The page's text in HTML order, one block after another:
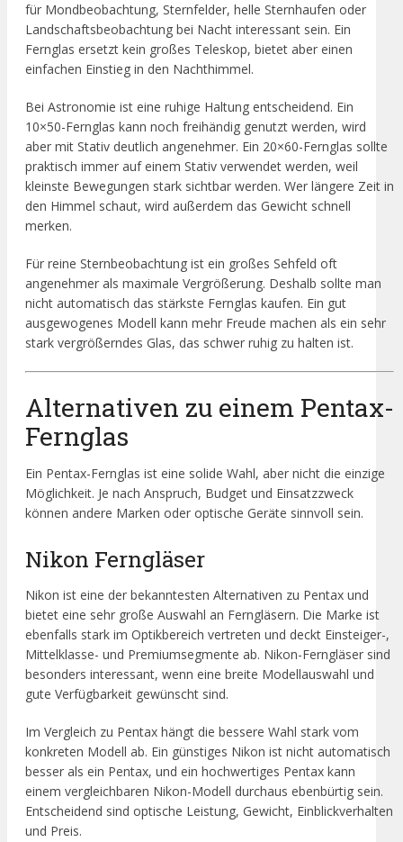
für Mondbeobachtung, Sternfelder, helle Sternhaufen oder
Landschaftsbeobachtung bei Nacht interessant sein. Ein
Fernglas ersetzt kein großes Teleskop, bietet aber einen
einfachen Einstieg in den Nachthimmel.
Bei Astronomie ist eine ruhige Haltung entscheidend. Ein
10×50-Fernglas kann noch freihändig genutzt werden, wird
aber mit Stativ deutlich angenehmer. Ein 20×60-Fernglas sollte
praktisch immer auf einem Stativ verwendet werden, weil
kleinste Bewegungen stark sichtbar werden. Wer längere Zeit in
den Himmel schaut, wird außerdem das Gewicht schnell
merken.
Für reine Sternbeobachtung ist ein großes Sehfeld oft
angenehmer als maximale Vergrößerung. Deshalb sollte man
nicht automatisch das stärkste Fernglas kaufen. Ein gut
ausgewogenes Modell kann mehr Freude machen als ein sehr
stark vergrößerndes Glas, das schwer ruhig zu halten ist.
Alternativen zu einem Pentax-
Fernglas
Ein Pentax-Fernglas ist eine solide Wahl, aber nicht die einzige
Möglichkeit. Je nach Anspruch, Budget und Einsatzzweck
können andere Marken oder optische Geräte sinnvoll sein.
Nikon Ferngläser
Nikon ist eine der bekanntesten Alternativen zu Pentax und
bietet eine sehr große Auswahl an Ferngläsern. Die Marke ist
ebenfalls stark im Optikbereich vertreten und deckt Einsteiger-,
Mittelklasse- und Premiumsegmente ab. Nikon-Ferngläser sind
besonders interessant, wenn eine breite Modellauswahl und
gute Verfügbarkeit gewünscht sind.
Im Vergleich zu Pentax hängt die bessere Wahl stark vom
konkreten Modell ab. Ein günstiges Nikon ist nicht automatisch
besser als ein Pentax, und ein hochwertiges Pentax kann
einem vergleichbaren Nikon-Modell durchaus ebenbürtig sein.
Entscheidend sind optische Leistung, Gewicht, Einblickverhalten
und Preis.